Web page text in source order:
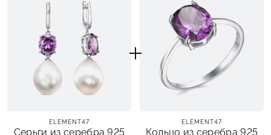
ELEMENT47
Серьги из серебра 925
ELEMENT47
Кольцо из серебра 925